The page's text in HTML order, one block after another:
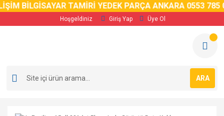
BİLGİSAYAR TAMİRİ YEDEK PARÇA ANKARA 0553 785 02
Hoşgeldiniz Giriş Yap Üye Ol
ARA